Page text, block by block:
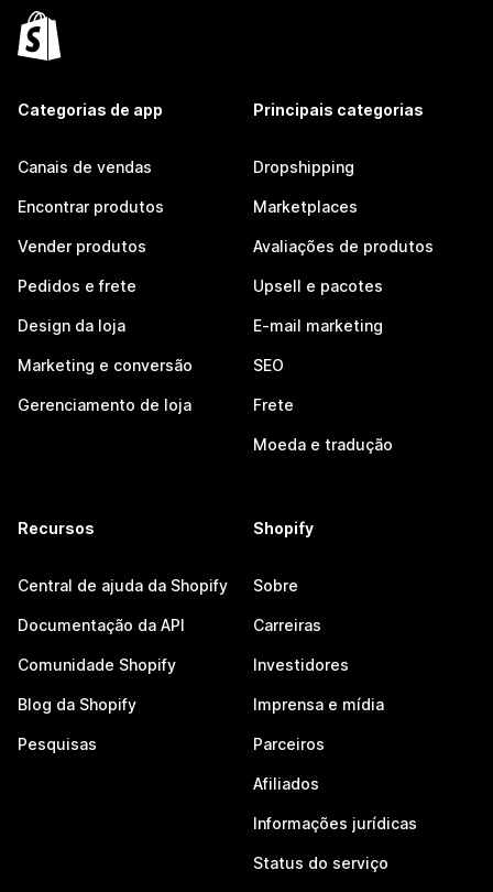
Categorias de app
Canais de vendas
Encontrar produtos
Vender produtos
Pedidos e frete
Design da loja
Marketing e conversão
Gerenciamento de loja
Principais categorias
Dropshipping
Marketplaces
Avaliações de produtos
Upsell e pacotes
E-mail marketing
SEO
Frete
Moeda e tradução
Recursos
Central de ajuda da Shopify
Documentação da API
Comunidade Shopify
Blog da Shopify
Pesquisas
Shopify
Sobre
Carreiras
Investidores
Imprensa e mídia
Parceiros
Afiliados
Informações jurídicas
Status do serviço